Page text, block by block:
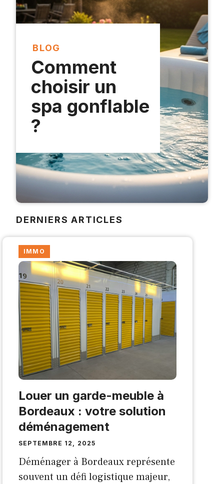
BLOG
Comment
choisir un
spa gonflable
?
DERNIERS ARTICLES
IMMO
Louer un garde-meuble à
Bordeaux : votre solution
déménagement
SEPTEMBRE 12, 2025
Déménager à Bordeaux représente
souvent un défi logistique majeur,